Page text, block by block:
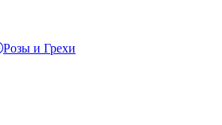
Розы и Грехи